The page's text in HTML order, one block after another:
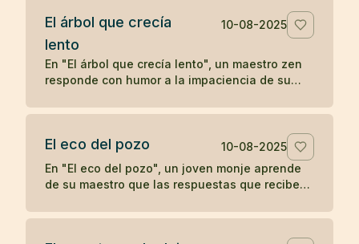
El árbol que crecía
lento
10-08-2025
En "El árbol que crecía lento", un maestro zen
responde con humor a la impaciencia de su
verdadero no se apresura.
El eco del pozo
10-08-2025
En "El eco del pozo", un joven monje aprende
de su maestro que las respuestas que recibe
ilustrando la enseñanza zen de que nuestra